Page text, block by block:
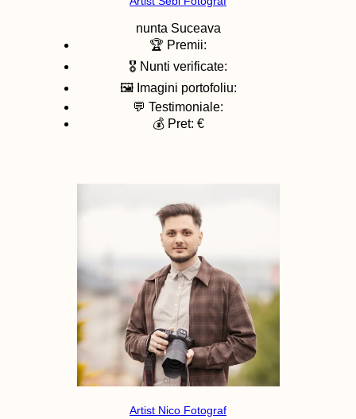
nunta Suceava
🏆 Premii:
🎖️ Nunti verificate:
🖼️ Imagini portofoliu:
💬 Testimoniale:
💰 Pret: €
Artist Nico Fotograf